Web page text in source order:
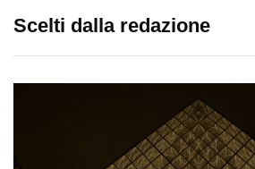
Scelti dalla redazione